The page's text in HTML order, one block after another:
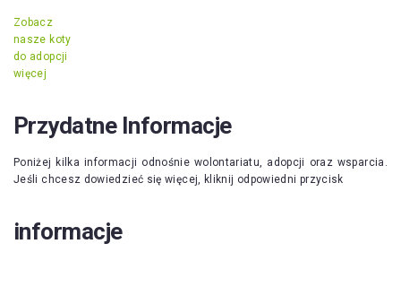
Zobacz
nasze koty
do adopcji
więcej
Przydatne Informacje
Poniżej kilka informacji odnośnie wolontariatu, adopcji oraz wsparcia.
Jeśli chcesz dowiedzieć się więcej, kliknij odpowiedni przycisk
informacje